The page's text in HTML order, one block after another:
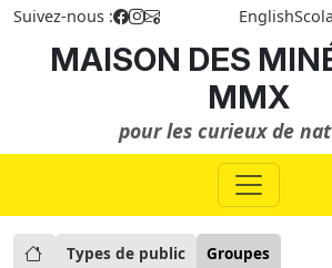
Suivez-nous : English
MAISON DES
MMX
pour les curieux de
Types de public Groupes